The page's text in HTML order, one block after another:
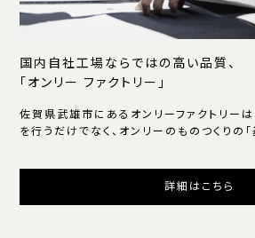
国内自社工場ならではの高い品質、
「オンリー ファクトリー」
佐賀県武雄市にあるオンリーファクトリーは
を行うだけでなく、オンリーのものつくりの「
詳細はこちら